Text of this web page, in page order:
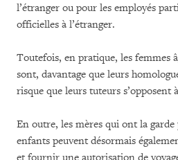
l’étranger ou pour les employés
officielles à l’étranger.
Toutefois, en pratique, les femmes
sont, davantage que leurs
risque que leurs tuteurs s’opposent
En outre, les mères qui ont la
enfants peuvent désormais